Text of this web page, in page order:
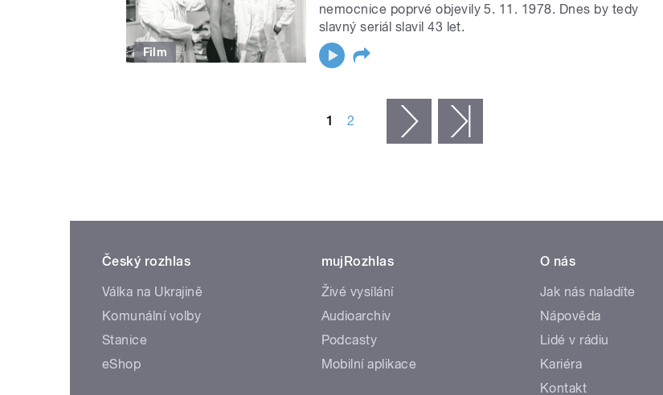
Film
nemocnice poprvé objevily 5. 11. 1978. Dnes by tedy
slavný seriál slavil 43 let.
1 2 následující ›
Český rozhlas
Válka na Ukrajině
Komunální volby
Stanice
eShop
mujRozhlas
Živé vysílání
Audioarchiv
Podcasty
Mobilní aplikace
O nás
Jak nás naladíte
Nápověda
Lidé v rádiu
Kariéra
Kontakt